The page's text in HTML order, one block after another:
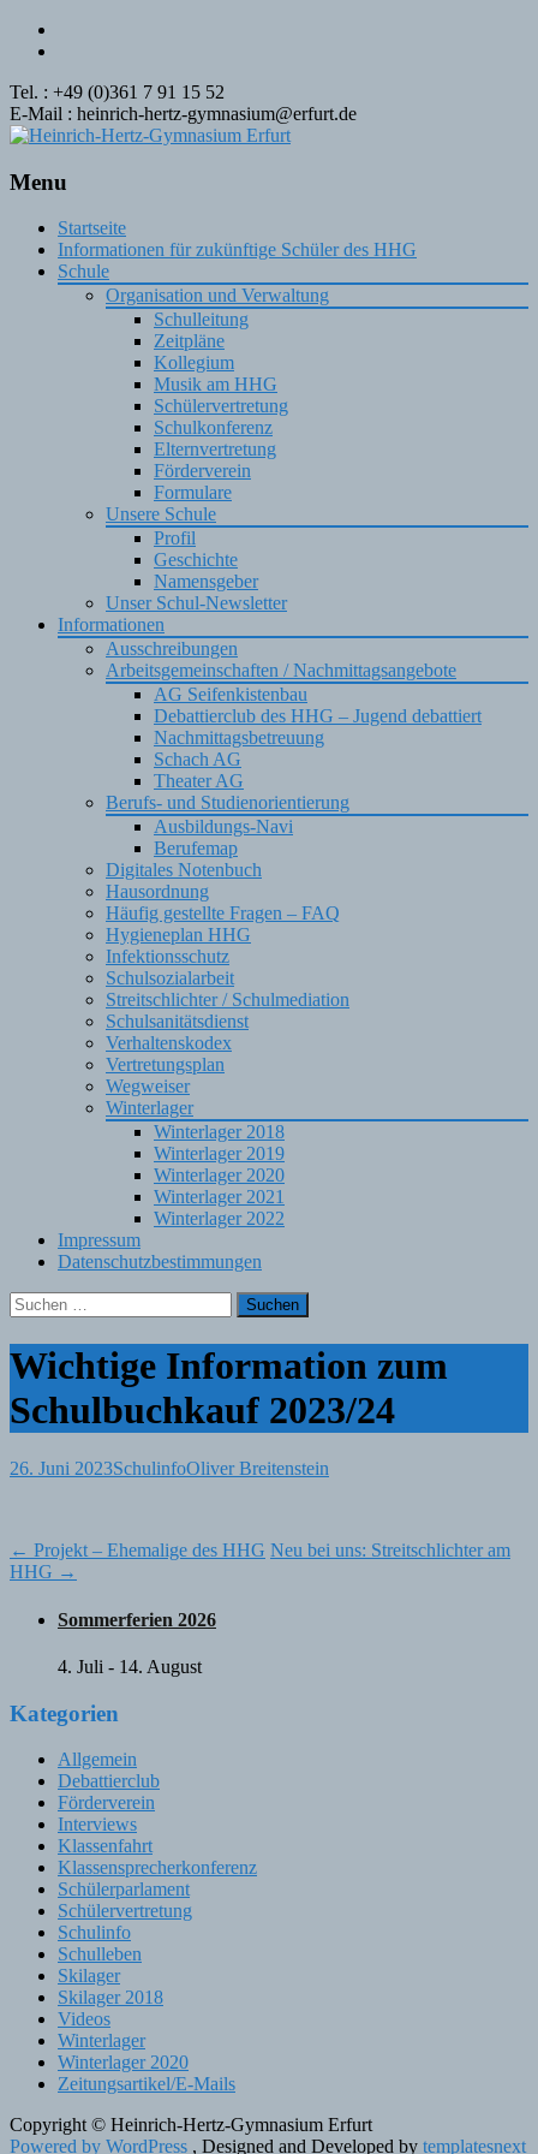
Tel. : +49 (0)361 7 91 15 52
E-Mail : heinrich-hertz-gymnasium@erfurt.de
Menu
Skip
content
Startseite
Informationen für zukünftige Schüler des HHG
Schule
Organisation und Verwaltung
Schulleitung
Zeitpläne
Kollegium
Musik am HHG
Schülervertretung
Schulkonferenz
Elternvertretung
Förderverein
Formulare
Unsere Schule
Profil
Geschichte
Namensgeber
Unser Schul-Newsletter
Informationen
Ausschreibungen
Arbeitsgemeinschaften / Nachmittagsangebote
AG Seifenkistenbau
Debattierclub des HHG – Jugend debattiert
Nachmittagsbetreuung
Schach AG
Theater AG
Berufs- und Studienorientierung
Ausbildungs-Navi
Berufemap
Digitales Notenbuch
Hausordnung
Häufig gestellte Fragen – FAQ
Hygieneplan HHG
Infektionsschutz
Schulsozialarbeit
Streitschlichter / Schulmediation
Schulsanitätsdienst
Verhaltenskodex
Vertretungsplan
Wegweiser
Winterlager
Winterlager 2018
Winterlager 2019
Winterlager 2020
Winterlager 2021
Winterlager 2022
Impressum
Datenschutzbestimmungen
Suchen
nach:
Wichtige Information zum
Schulbuchkauf 2023/24
26. Juni 2023SchulinfoOliver Breitenstein
Post
navigation
← Projekt – Ehemalige des HHG Neu bei uns: Streitschlichter am
HHG →
Sommerferien 2026
4. Juli - 14. August
Kategorien
Allgemein
Debattierclub
Förderverein
Interviews
Klassenfahrt
Klassensprecherkonferenz
Schülerparlament
Schülervertretung
Schulinfo
Schulleben
Skilager
Skilager 2018
Videos
Winterlager
Winterlager 2020
Zeitungsartikel/E-Mails
Copyright © Heinrich-Hertz-Gymnasium Erfurt
Powered by WordPress , Designed and Developed by templatesnext